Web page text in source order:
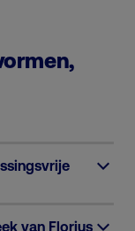
van Florius